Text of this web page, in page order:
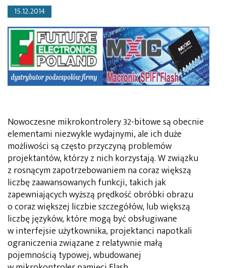
15.12.2014
Nowoczesne mikrokontrolery 32-bitowe są obecnie
elementami niezwykle wydajnymi, ale ich duże
możliwości są często przyczyną problemów
projektantów, którzy z nich korzystają. W związku
z rosnącym zapotrzebowaniem na coraz większą
liczbę zaawansowanych funkcji, takich jak
zapewniających wyższą prędkość obróbki obrazu
o coraz większej liczbie szczegółów, lub większą
liczbę języków, które mogą być obsługiwane
w interfejsie użytkownika, projektanci napotkali
ograniczenia związane z relatywnie małą
pojemnością typowej, wbudowanej